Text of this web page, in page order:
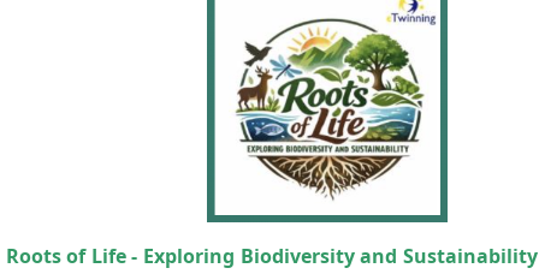
Roots of Life - Exploring Biodiversity and Sustainability